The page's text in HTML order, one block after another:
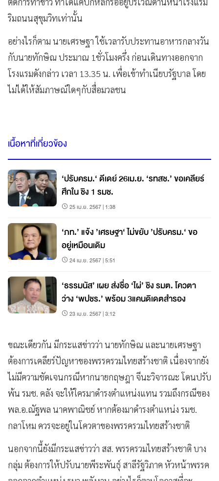
ริมถนนสุขุมวิทเท่านั้น
อย่างไรก็ตาม นายเศรษฐา ใช้เวลารับประทานอาหารกลางวัน
กับนายทักษิณ ประมาณ 1ชั่วโมงครึ่ง ก่อนเดินทางออกจาก
โรงแรมดังกล่าว เวลา 13.35 น. เพื่อเข้าทำเนียบรัฐบาล โดย
ไม่ได้ให้สัมภาษณ์ใดๆกับสื่อมวลชน
เนื้อหาที่เกี่ยวข้อง
‘ปรับครม.‘ ดีเดย์ 26เม.ย. ‘รทสช.’ ขอเคลียร์
ศึกใน ชิง 1 รมช.
25 เม.ย. 2567 | 1:38
‘ภท.’ แจ้ง ’เศรษฐา‘ ไม่ขยับ ’ปรับครม.‘ ขอ
อยู่เหมือนเดิม
24 เม.ย. 2567 | 5:51
‘ธรรมนัส’ เผย ส่งชื่อ ‘ไผ่’ ชิง รมต. โควตา
ว่าง ‘พปชร.’ พร้อม 3แคนดิเดตสำรอง
23 เม.ย. 2567 | 3:12
ขณะเดียวกัน มีกระแสข่าวว่า นายทักษิณ และนายเศรษฐา
ต้องการเคลียร์ปัญหาของพรรครวมไทยสร้างชาติ เนื่องจากยัง
ไม่มีความชัดเจนกรณีหากนายกฤษฎา จีนะวิจารณะ โดนปรับ
พ้น รมช. คลัง จะให้ใครมาดำรงตำแหน่งแทน รวมถึงกรณีของ
พล.อ.ณัฐพล นาคพาณิชย์ หากต้องมาดำรงตำแหน่ง รมช.
กลาโหม ควรจะอยู่ในโควตาของพรรครวมไทยสร้างชาติ
นอกจากนี้ยังมีกระแสข่าวว่า สส. พรรครวมไทยสร้างชาติ บาง
กลุ่ม ต้องการให้ปรับนายพีระพันธุ์ สาลีรัฐวิภาค หัวหน้าพรรค